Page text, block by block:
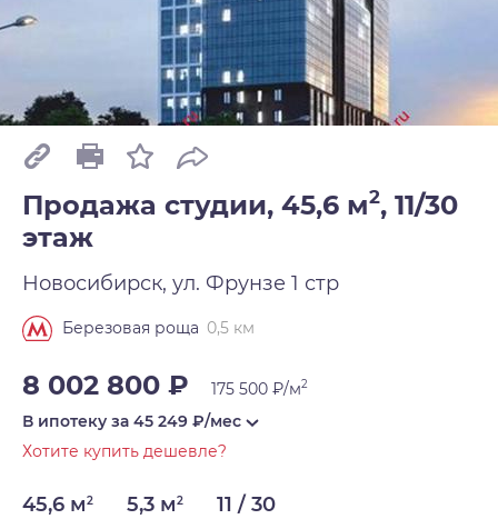
Продажа студии, 45,6 м2, 11/30
этаж
Новосибирск, ул. Фрунзе 1 стр
Березовая роща 0,5 км
8 002 800 ₽ 175 500 ₽/м2
В ипотеку за 45 249 ₽/мес
Хотите купить дешевле?
45,6 м2 5,3 м2 11 / 30